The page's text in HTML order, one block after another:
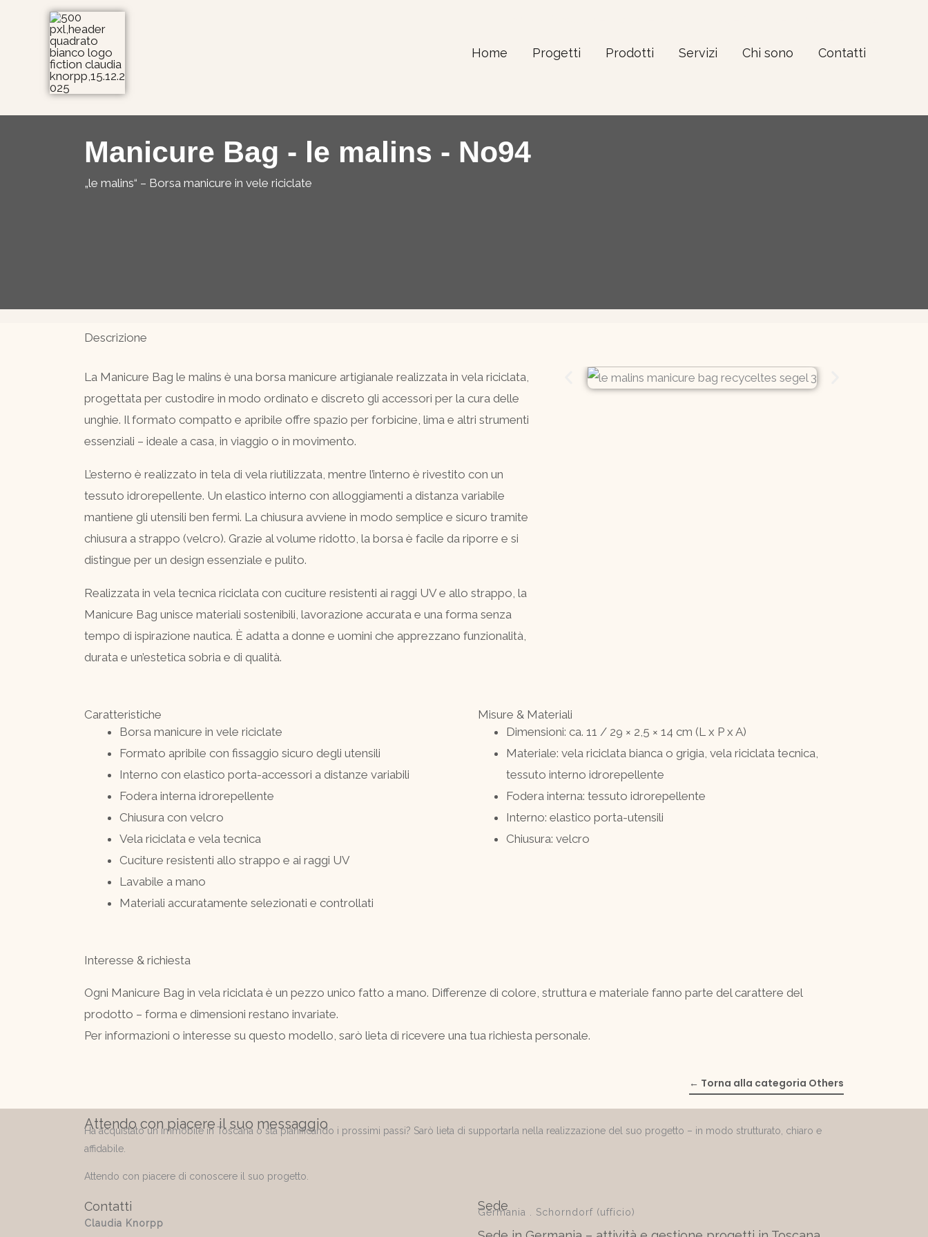
contenuto
Home Progetti Prodotti Servizi Chi sono Contatti
Manicure Bag - le malins - No94
„le malins“ – Borsa manicure in vele riciclate
Descrizione
La Manicure Bag le malins è una borsa manicure artigianale realizzata in vela riciclata,
progettata per custodire in modo ordinato e discreto gli accessori per la cura delle
unghie. Il formato compatto e apribile offre spazio per forbicine, lima e altri strumenti
essenziali – ideale a casa, in viaggio o in movimento.
L’esterno è realizzato in tela di vela riutilizzata, mentre l’interno è rivestito con un
tessuto idrorepellente. Un elastico interno con alloggiamenti a distanza variabile
mantiene gli utensili ben fermi. La chiusura avviene in modo semplice e sicuro tramite
chiusura a strappo (velcro). Grazie al volume ridotto, la borsa è facile da riporre e si
distingue per un design essenziale e pulito.
Realizzata in vela tecnica riciclata con cuciture resistenti ai raggi UV e allo strappo, la
Manicure Bag unisce materiali sostenibili, lavorazione accurata e una forma senza
tempo di ispirazione nautica. È adatta a donne e uomini che apprezzano funzionalità,
durata e un’estetica sobria e di qualità.
Caratteristiche
Borsa manicure in vele riciclate
Formato apribile con fissaggio sicuro degli utensili
Interno con elastico porta-accessori a distanze variabili
Fodera interna idrorepellente
Chiusura con velcro
Vela riciclata e vela tecnica
Cuciture resistenti allo strappo e ai raggi UV
Lavabile a mano
Materiali accuratamente selezionati e controllati
Misure & Materiali
Dimensioni: ca. 11 / 29 × 2,5 × 14 cm (L x P x A)
Materiale: vela riciclata bianca o grigia, vela riciclata tecnica,
tessuto interno idrorepellente
Fodera interna: tessuto idrorepellente
Interno: elastico porta-utensili
Chiusura: velcro
Interesse & richiesta
Ogni Manicure Bag in vela riciclata è un pezzo unico fatto a mano. Differenze di colore, struttura e materiale fanno parte del carattere del
prodotto – forma e dimensioni restano invariate.
Per informazioni o interesse su questo modello, sarò lieta di ricevere una tua richiesta personale.
← Torna alla categoria Others
Attendo con piacere il suo messaggio
Ha acquistato un immobile in Toscana o sta pianificando i prossimi passi? Sarò lieta di supportarla nella realizzazione del suo progetto – in modo strutturato, chiaro e
affidabile.
Attendo con piacere di conoscere il suo progetto.
Contatti
Claudia Knorpp
Sede
Germania . Schorndorf (ufficio)